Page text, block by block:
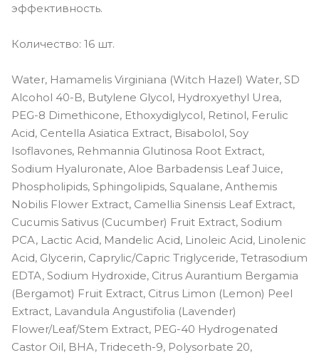
эффективность.
Количество: 16 шт.
Water, Hamamelis Virginiana (Witch Hazel) Water, SD
Alcohol 40-B, Butylene Glycol, Hydroxyethyl Urea,
PEG-8 Dimethicone, Ethoxydiglycol, Retinol, Ferulic
Acid, Centella Asiatica Extract, Bisabolol, Soy
Isoflavones, Rehmannia Glutinosa Root Extract,
Sodium Hyaluronate, Aloe Barbadensis Leaf Juice,
Phospholipids, Sphingolipids, Squalane, Anthemis
Nobilis Flower Extract, Camellia Sinensis Leaf Extract,
Cucumis Sativus (Cucumber) Fruit Extract, Sodium
PCA, Lactic Acid, Mandelic Acid, Linoleic Acid, Linolenic
Acid, Glycerin, Caprylic/Capric Triglyceride, Tetrasodium
EDTA, Sodium Hydroxide, Citrus Aurantium Bergamia
(Bergamot) Fruit Extract, Citrus Limon (Lemon) Peel
Extract, Lavandula Angustifolia (Lavender)
Flower/Leaf/Stem Extract, PEG-40 Hydrogenated
Castor Oil, BHA, Trideceth-9, Polysorbate 20,